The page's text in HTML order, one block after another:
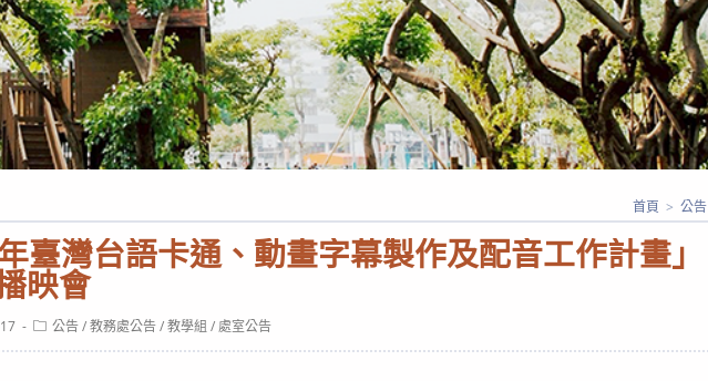
NORMAL UNIVERSITY
臺灣台語卡通、動畫字幕製作及配音工作計畫」
映會
首頁 > 公告
Post公告 / 教務處公告 / 教學組 / 處室公告